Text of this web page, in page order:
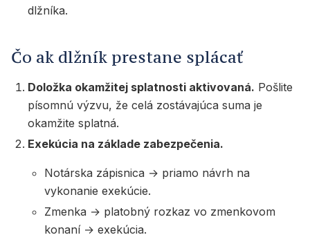
dlžníka.
Čo ak dlžník prestane splácať
Doložka okamžitej splatnosti aktivovaná. Pošlite
písomnú výzvu, že celá zostávajúca suma je
okamžite splatná.
Exekúcia na základe zabezpečenia.
Notárska zápisnica → priamo návrh na
vykonanie exekúcie.
Zmenka → platobný rozkaz vo zmenkovom
konaní → exekúcia.